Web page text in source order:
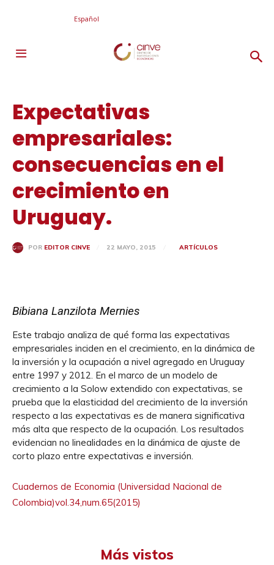
Español
Expectativas
empresariales:
consecuencias en el
crecimiento en
Uruguay.
POR EDITOR CINVE 22 MAYO, 2015 ARTÍCULOS
Bibiana Lanzilota Mernies
Este trabajo analiza de qué forma las expectativas
empresariales inciden en el crecimiento, en la dinámica de
la inversión y la ocupación a nivel agregado en Uruguay
entre 1997 y 2012. En el marco de un modelo de
crecimiento a la Solow extendido con expectativas, se
prueba que la elasticidad del crecimiento de la inversión
respecto a las expectativas es de manera significativa
más alta que respecto de la ocupación. Los resultados
evidencian no linealidades en la dinámica de ajuste de
corto plazo entre expectativas e inversión.
Cuadernos de Economia (Universidad Nacional de
Colombia)vol.34,num.65(2015)
Más vistos